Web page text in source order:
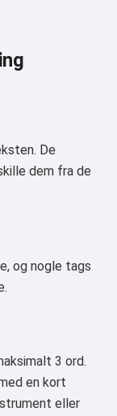
De
dem fra de
og nogle tags
3 ord.
en kort
eller